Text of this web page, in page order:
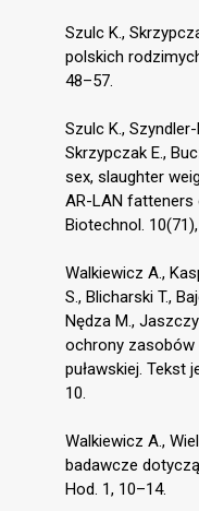
Szulc K.,
polskich
48–57.
Szulc K.,
Skrzypczak E.,
sex, slaughter
AR-LAN fatteners
Biotechnol.
Walkiewicz A.,
S., Blicharski T.,
Nędza M.,
ochrony zasobów
puławskiej. Tekst
10.
Walkiewicz A.,
badawcze
Hod. 1, 10–14.